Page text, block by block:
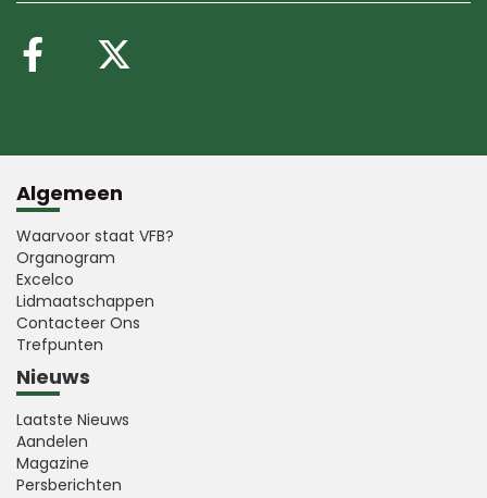
Volg ons op Facebook
Algemeen
Waarvoor staat VFB?
Organogram
Excelco
Lidmaatschappen
Contacteer Ons
Trefpunten
Nieuws
Laatste Nieuws
Aandelen
Magazine
Persberichten